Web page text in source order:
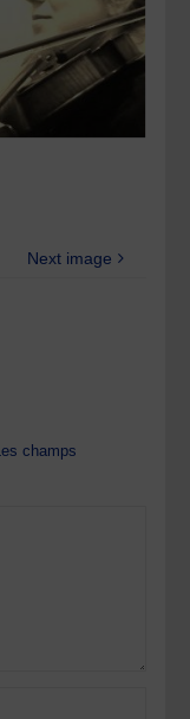
Next image
Les champs